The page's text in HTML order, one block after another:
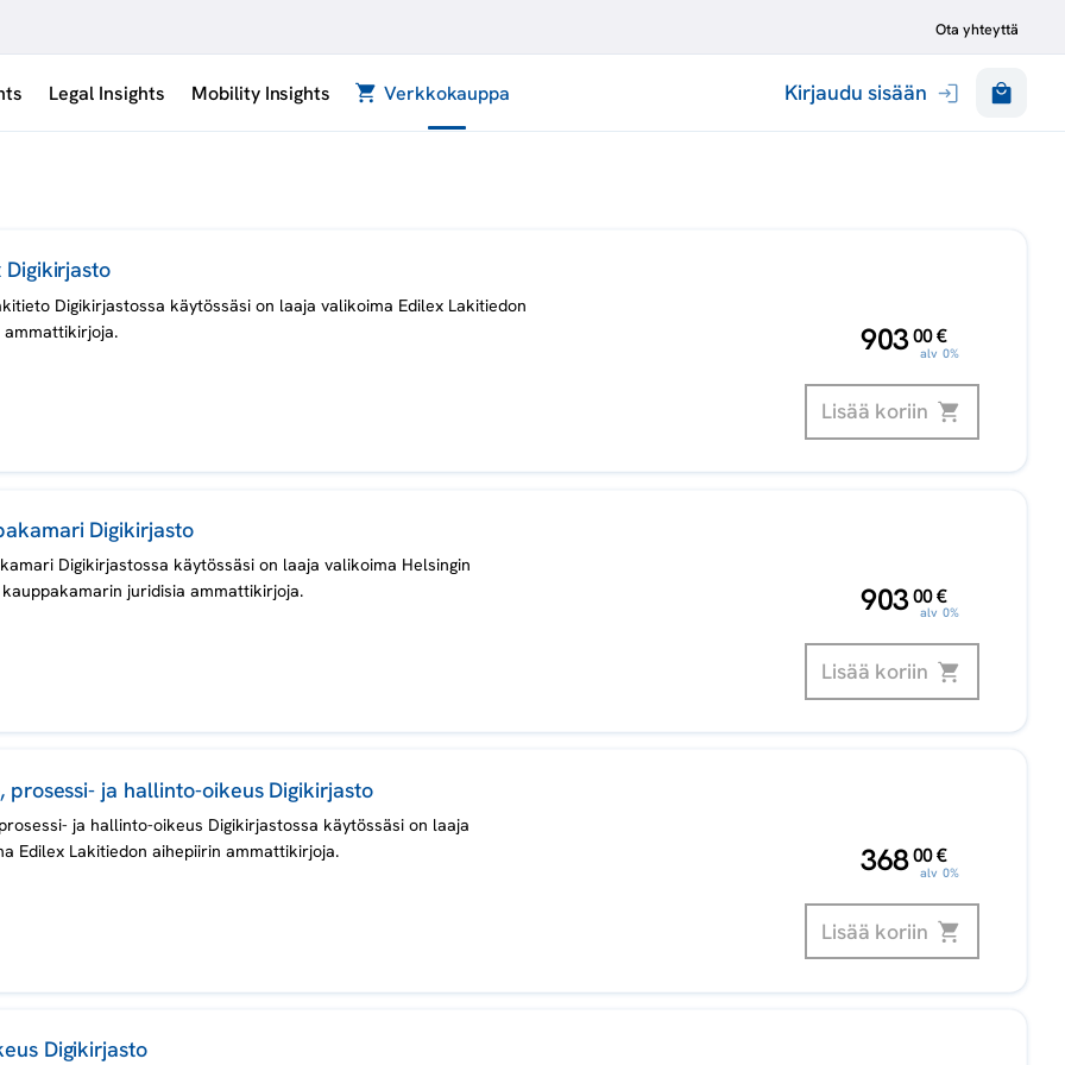
Ota yhteyttä
Legal Insights Mobility Insights Verkkokauppa Kirjaudu sisään
Digikirjasto
Digikirjastossa käytössäsi on laaja valikoima Edilex Lakitiedon
ammattikirjoja.
903,00€
alv 0%
Lisää koriin
Digikirjasto
Digikirjastossa käytössäsi on laaja valikoima Helsingin
juridisia ammattikirjoja.
903,00€
alv 0%
Lisää koriin
prosessi- ja hallinto-oikeus Digikirjasto
ja hallinto-oikeus Digikirjastossa käytössäsi on laaja
Edilex Lakitiedon aihepiirin ammattikirjoja.
368,00€
alv 0%
Lisää koriin
Digikirjasto